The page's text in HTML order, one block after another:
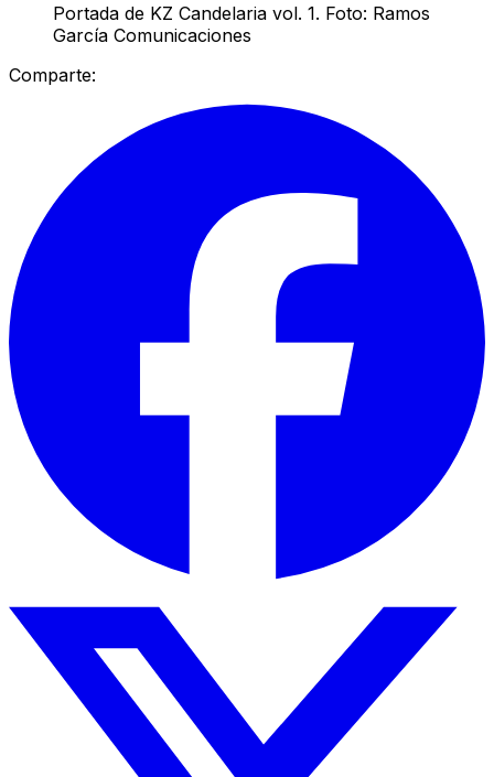
Portada de KZ Candelaria vol. 1. Foto: Ramos
García Comunicaciones
Comparte: